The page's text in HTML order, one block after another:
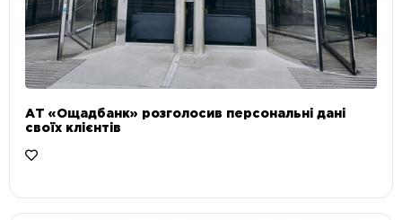
АТ «Ощадбанк» розголосив персональні дані
своїх клієнтів